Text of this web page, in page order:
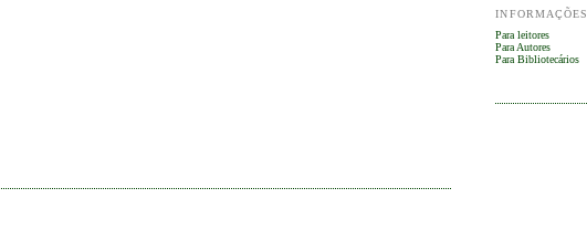
INFORMAÇÕES
Para leitores
Para Autores
Para Bibliotecários